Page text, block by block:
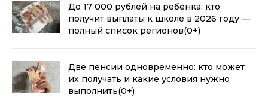
До 17 000 рублей на ребёнка: кто
получит выплаты к школе в 2026 году —
полный список регионов(0+)
Две пенсии одновременно: кто может
их получать и какие условия нужно
выполнить(0+)